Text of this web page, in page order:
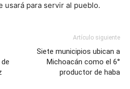
usará para servir al pueblo.
Artículo siguiente
Siete municipios ubican a
Michoacán como el 6°
productor de haba